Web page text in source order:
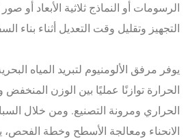
الرسومات أو النماذج ثلاثية الأبعاد أو
التجهيز وتقليل وقت التعديل أثناء بناء
يوفر مرفق الألومنيوم لتبريد المياه
الحرارة توازنًا عمليًا بين الوزن المنخفض
الحراري ومرونة التصنيع. ومن خلال
الانحناء ومعالجة الأسطح وخطة الفحص،